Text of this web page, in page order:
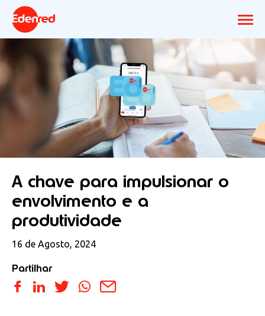
A chave para impulsionar o
envolvimento e a
produtividade
16 de Agosto, 2024
Partilhar